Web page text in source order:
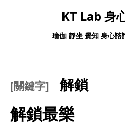
KT Lab 身
瑜伽 靜坐 覺知 身心諮
[關鍵字] 解鎖
解鎖最樂